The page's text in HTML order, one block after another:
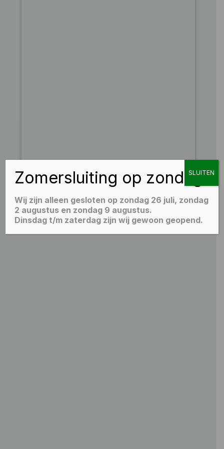
Zomersluiting op zondag
Wij zijn alleen gesloten op zondag 26 juli, zondag
2 augustus en zondag 9 augustus.
Dinsdag t/m zaterdag zijn wij gewoon geopend.
SLUITEN